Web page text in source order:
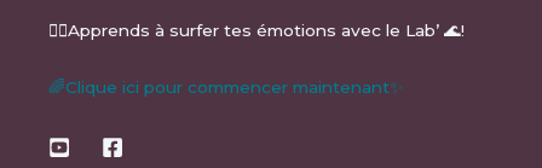
🏄‍♂️Apprends à surfer tes émotions avec le Lab’ 🌊!
🌈Clique ici pour commencer maintenant✨